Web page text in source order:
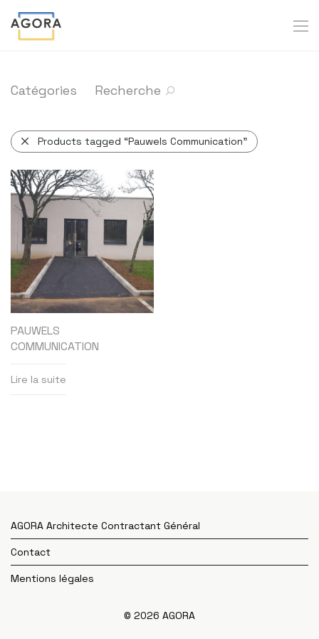
Catégories Recherche
Products tagged “Pauwels Communication”
PAUWELS
COMMUNICATION
Lire la suite
AGORA Architecte Contractant Général
Contact
Mentions légales
© 2026 AGORA